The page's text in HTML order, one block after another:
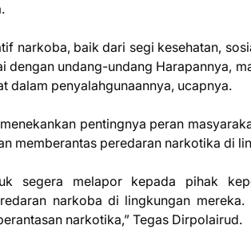
narkoba, baik dari segi kesehatan,
dengan undang-undang Harapannya,
dalam penyalahgunaannya, ucapnya.
pentingnya peran
memberantas peredaran narkotika di
segera melapor kepada pihak
narkoba di lingkungan mereka.
narkotika,” Tegas Dirpolairud.